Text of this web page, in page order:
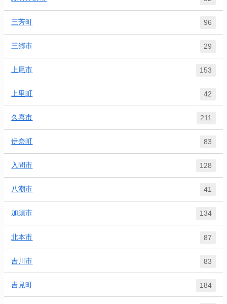
三芳町 96
三郷市 29
上尾市 153
上里町 42
久喜市 211
伊奈町 83
入間市 128
八潮市 41
加須市 134
北本市 87
吉川市 83
吉見町 184